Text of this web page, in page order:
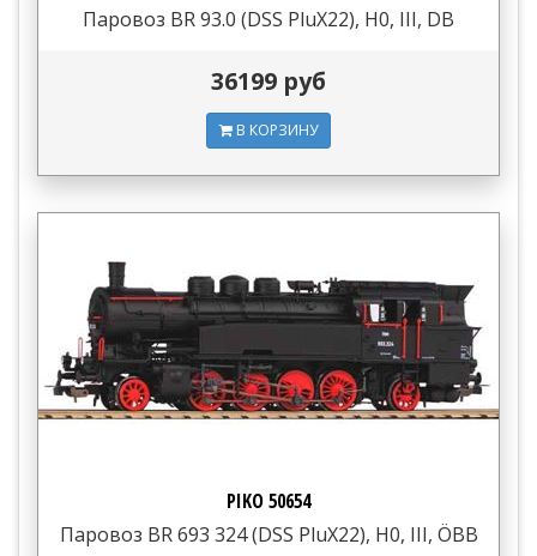
Паровоз BR 93.0 (DSS PluX22), H0, III, DB
36199 руб
В КОРЗИНУ
PIKO 50654
Паровоз BR 693 324 (DSS PluX22), H0, III, ÖBB